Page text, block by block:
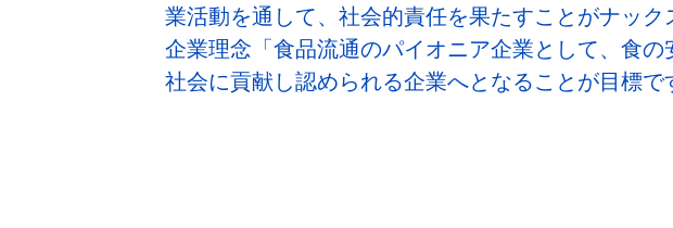
業活動を通して、社会的責任を果たすことがナック
企業理念「食品流通のパイオニア企業として、食
社会に貢献し認められる企業へとなることが目標で